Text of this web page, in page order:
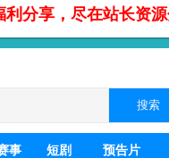
分享，尽在站长资源
事 短剧 预告片